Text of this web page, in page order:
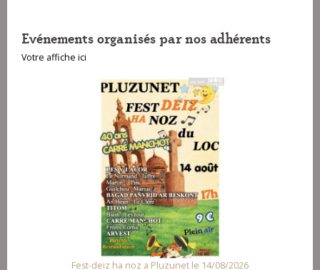
Evénements organisés par nos adhérents
Votre affiche ici
Fest-deiz ha noz a Pluzunet le 14/08/2026